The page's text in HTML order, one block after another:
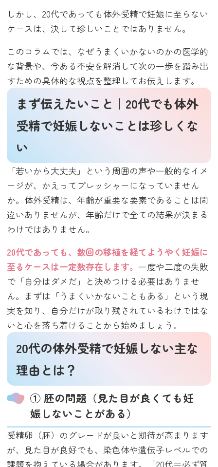
しかし、20代であっても体外受精で妊娠に至らない
ケースは、決して珍しいことではありません。
このコラムでは、なぜうまくいかないのかの医学的
な背景や、今ある不安を解消して次の一歩を踏み出
すための具体的な視点を整理してお伝えします。
まず伝えたいこと｜20代でも体外
受精で妊娠しないことは珍しくな
い
「若いから大丈夫」という周囲の声や一般的なイメ
ージが、かえってプレッシャーになっていません
か。体外受精は、年齢が重要な要素であることは間
違いありませんが、年齢だけで全ての結果が決まる
わけではありません。
20代であっても、数回の移植を経てようやく妊娠に
至るケースは一定数存在します。 一度や二度の失敗
で「自分はダメだ」と決めつける必要はありませ
ん。まずは「うまくいかないこともある」という現
実を知り、自分だけが取り残されているわけではな
いと心を落ち着けることから始めましょう。
20代の体外受精で妊娠しない主な
理由とは？
① 胚の問題（見た目が良くても妊
娠しないことがある）
受精卵（胚）のグレードが良いと期待が高まります
が、見た目が良好でも、染色体や遺伝子レベルでの
課題を抱えている場合があります。「20代＝必ず質